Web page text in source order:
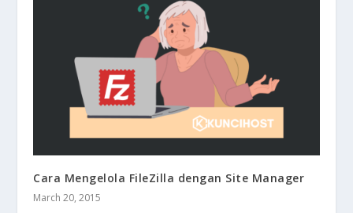
Cara Mengelola FileZilla dengan Site Manager
March 20, 2015